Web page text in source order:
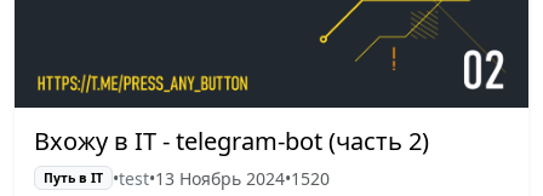
Вхожу в IT - telegram-bot (часть 2)
Путь в IT •test•13 Ноябрь 2024•1520